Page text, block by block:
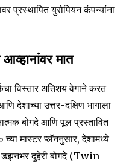
युरोपियन कंपन्यांना
मात
विस्तार अतिशय वेगाने करत
उत्तर-दक्षिण भागाला
बोगदे आणि पूल प्रस्तावित
मास्टर प्लॅननुसार, देशामध्ये
दुहेरी बोगदे (Twin